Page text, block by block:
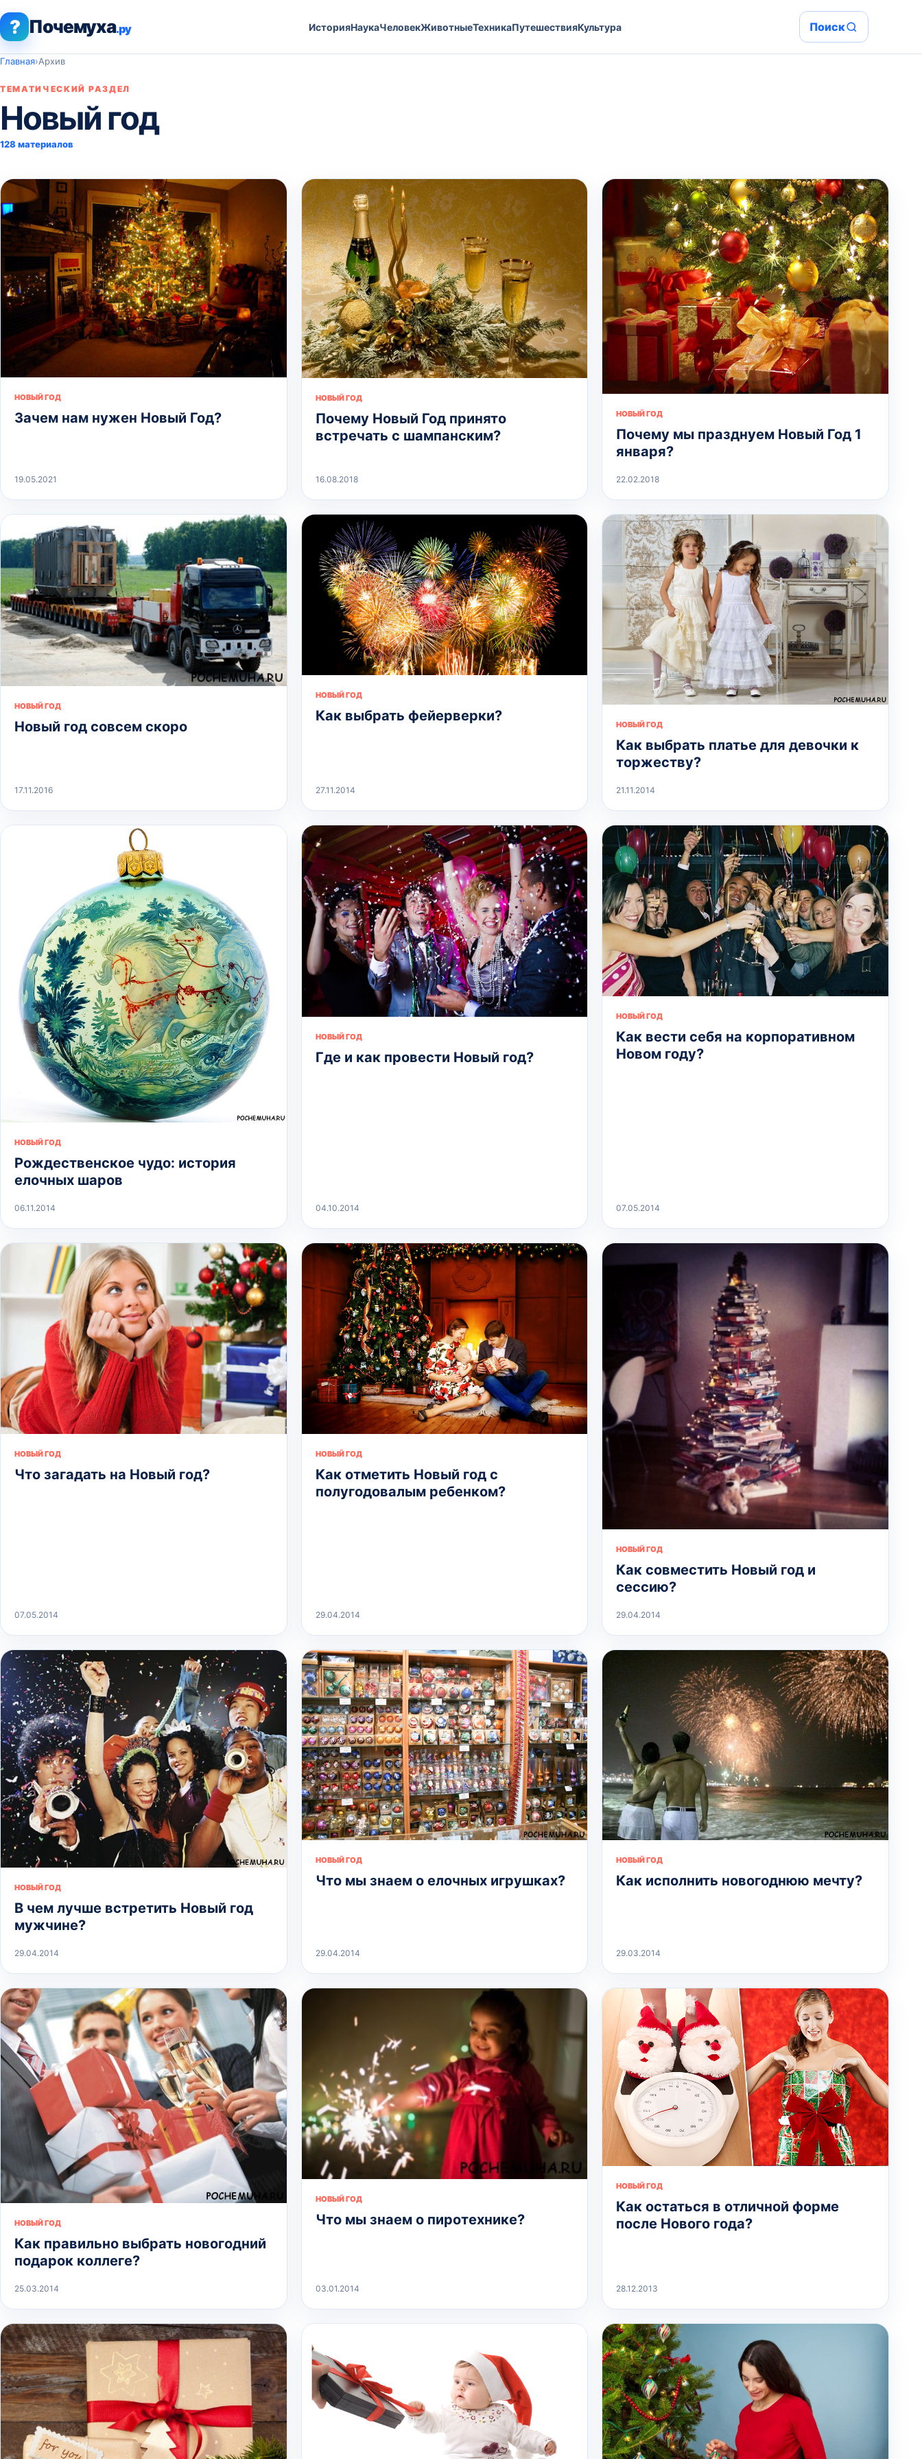
? Почемуха.ру ИсторияНаукаЧеловекЖивотныеТехникаПутешествияКультура Поиск
Главная›Архив
ТЕМАТИЧЕСКИЙ РАЗДЕЛ
Новый год
128 материалов
НОВЫЙ ГОД
Зачем нам нужен Новый Год?
19.05.2021
НОВЫЙ ГОД
Почему Новый Год принято
встречать с шампанским?
16.08.2018
НОВЫЙ ГОД
Почему мы празднуем Новый Год 1
января?
22.02.2018
НОВЫЙ ГОД
Новый год совсем скоро
17.11.2016
НОВЫЙ ГОД
Как выбрать фейерверки?
27.11.2014
НОВЫЙ ГОД
Как выбрать платье для девочки к
торжеству?
21.11.2014
НОВЫЙ ГОД
Рождественское чудо: история
елочных шаров
06.11.2014
НОВЫЙ ГОД
Где и как провести Новый год?
04.10.2014
НОВЫЙ ГОД
Как вести себя на корпоративном
Новом году?
07.05.2014
НОВЫЙ ГОД
Что загадать на Новый год?
07.05.2014
НОВЫЙ ГОД
Как отметить Новый год с
полугодовалым ребенком?
29.04.2014
НОВЫЙ ГОД
Как совместить Новый год и
сессию?
29.04.2014
НОВЫЙ ГОД
В чем лучше встретить Новый год
мужчине?
29.04.2014
НОВЫЙ ГОД
Что мы знаем о елочных игрушках?
29.04.2014
НОВЫЙ ГОД
Как исполнить новогоднюю мечту?
29.03.2014
НОВЫЙ ГОД
Как правильно выбрать новогодний
подарок коллеге?
25.03.2014
НОВЫЙ ГОД
Что мы знаем о пиротехнике?
03.01.2014
НОВЫЙ ГОД
Как остаться в отличной форме
после Нового года?
28.12.2013